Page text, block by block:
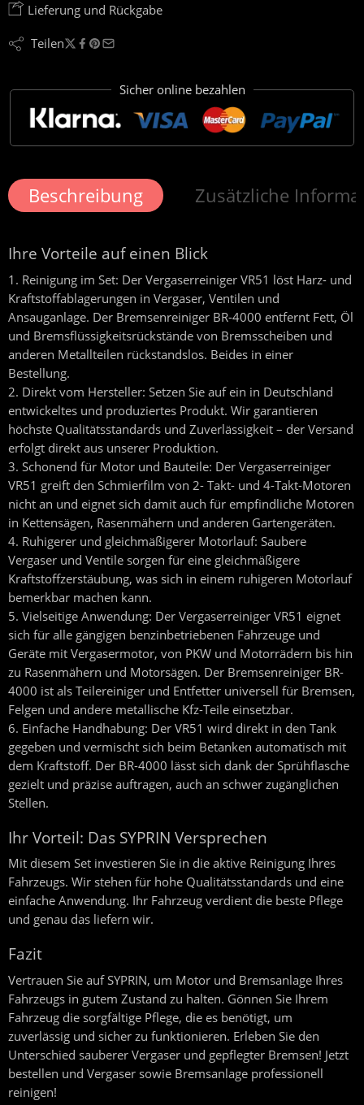
Lieferung und Rückgabe
Teilen
Sicher online bezahlen
Beschreibung Zusätzliche
Ihre Vorteile auf einen Blick
Reinigung im Set: Der Vergaserreiniger VR51 löst Harz- und
Kraftstoffablagerungen in Vergaser, Ventilen und
Ansauganlage. Der Bremsenreiniger BR-4000 entfernt Fett, Öl
und Bremsflüssigkeitsrückstände von Bremsscheiben und
anderen Metallteilen rückstandslos. Beides in einer
Bestellung.
Direkt vom Hersteller: Setzen Sie auf ein in Deutschland
entwickeltes und produziertes Produkt. Wir garantieren
höchste Qualitätsstandards und Zuverlässigkeit – der Versand
erfolgt direkt aus unserer Produktion.
Schonend für Motor und Bauteile: Der Vergaserreiniger
VR51 greift den Schmierfilm von 2- Takt- und 4-Takt-Motoren
nicht an und eignet sich damit auch für empfindliche Motoren
in Kettensägen, Rasenmähern und anderen Gartengeräten.
Ruhigerer und gleichmäßigerer Motorlauf: Saubere
Vergaser und Ventile sorgen für eine gleichmäßigere
Kraftstoffzerstäubung, was sich in einem ruhigeren Motorlauf
bemerkbar machen kann.
Vielseitige Anwendung: Der Vergaserreiniger VR51 eignet
sich für alle gängigen benzinbetriebenen Fahrzeuge und
Geräte mit Vergasermotor, von PKW und Motorrädern bis hin
zu Rasenmähern und Motorsägen. Der Bremsenreiniger BR-
4000 ist als Teilereiniger und Entfetter universell für Bremsen,
Felgen und andere metallische Kfz-Teile einsetzbar.
Einfache Handhabung: Der VR51 wird direkt in den Tank
gegeben und vermischt sich beim Betanken automatisch mit
dem Kraftstoff. Der BR-4000 lässt sich dank der Sprühflasche
gezielt und präzise auftragen, auch an schwer zugänglichen
Stellen.
Ihr Vorteil: Das SYPRIN Versprechen
Mit diesem Set investieren Sie in die aktive Reinigung Ihres
Fahrzeugs. Wir stehen für hohe Qualitätsstandards und eine
einfache Anwendung. Ihr Fahrzeug verdient die beste Pflege
und genau das liefern wir.
Fazit
Vertrauen Sie auf SYPRIN, um Motor und Bremsanlage Ihres
Fahrzeugs in gutem Zustand zu halten. Gönnen Sie Ihrem
Fahrzeug die sorgfältige Pflege, die es benötigt, um
zuverlässig und sicher zu funktionieren. Erleben Sie den
Unterschied sauberer Vergaser und gepflegter Bremsen! Jetzt
bestellen und Vergaser sowie Bremsanlage professionell
reinigen!